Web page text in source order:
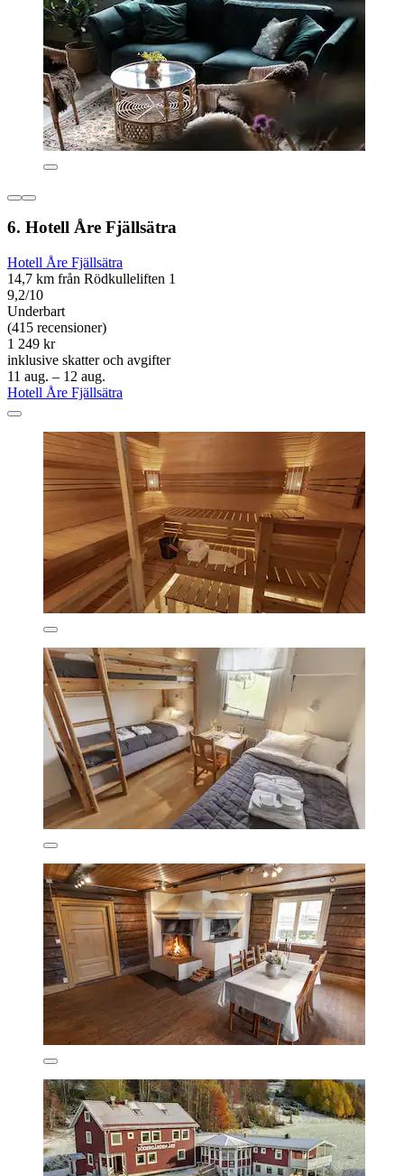
6. Hotell Åre Fjällsätra
Hotell Åre Fjällsätra
14,7 km från Rödkulleliften 1
9,2/10
Underbart
(415 recensioner)
1 249 kr
inklusive skatter och avgifter
11 aug. – 12 aug.
Hotell Åre Fjällsätra